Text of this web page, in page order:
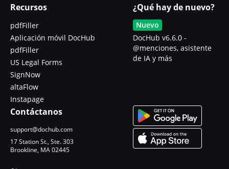
Recursos
pdfFiller
Aplicación móvil DocHub
pdfFiller
US Legal Forms
SignNow
altaFlow
Instapage
¿Qué hay de nuevo?
Nuevo
DocHub v6.6.0 -
@menciones, asistente
de IA y más
Contáctanos
support@dochub.com
17 Station St., Ste. 303
Brookline, MA 02445